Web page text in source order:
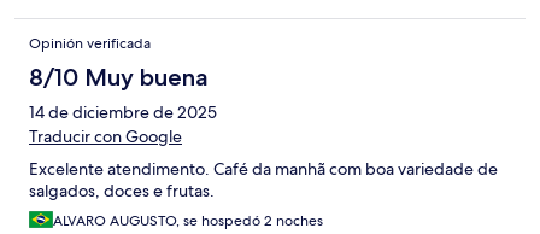
Opinión verificada
8/10 Muy buena
14 de diciembre de 2025
Traducir con Google
Excelente atendimento. Café da manhã com boa variedade de
salgados, doces e frutas.
ALVARO AUGUSTO, se hospedó 2 noches